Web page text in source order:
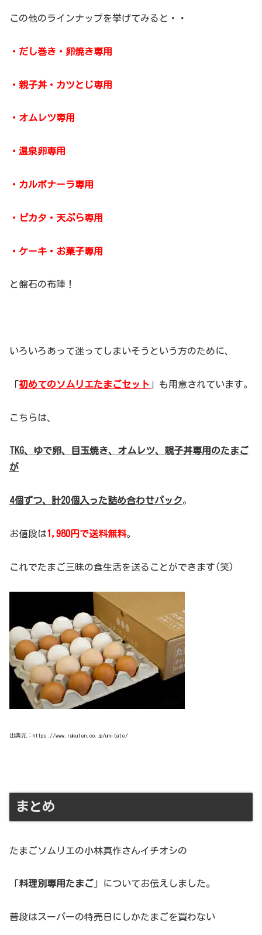
この他のラインナップを挙げてみると・・
・だし巻き・卵焼き専用
・親子丼・カツとじ専用
・オムレツ専用
・温泉卵専用
・カルボナーラ専用
・ピカタ・天ぷら専用
・ケーキ・お菓子専用
と盤石の布陣！
いろいろあって迷ってしまいそうという方のために、
「初めてのソムリエたまごセット 」も用意されています。
こちらは、
TKG、ゆで卵、目玉焼き、オムレツ、親子丼専用のたまご
が
4個ずつ、計20個入った詰め合わせパック。
お値段は1,980円で送料無料。
これでたまご三昧の食生活を送ることができます(笑)
出典元：https://www.rakuten.co.jp/umitate/
まとめ
たまごソムリエの小林真作さんイチオシの
「料理別専用たまご 」についてお伝えしました。
普段はスーパーの特売日にしかたまごを買わない